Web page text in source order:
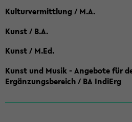
Kulturvermittlung / M.A.
Kunst / B.A.
Kunst / M.Ed.
Kunst und Musik - Angebote für
Ergänzungsbereich / BA IndiErg